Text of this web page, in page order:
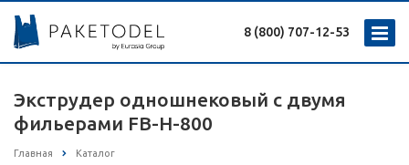
8 (800) 707-12-53
Экструдер одношнековый с двумя
фильерами FB-H-800
Главная Каталог